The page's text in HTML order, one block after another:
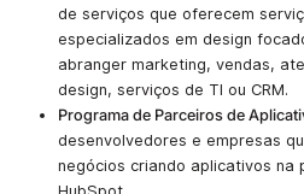
de serviços que oferecem
especializados em design
abranger marketing, vendas,
design, serviços de TI ou CRM.
Programa de Parceiros de
desenvolvedores e empresas
negócios criando aplicativos na